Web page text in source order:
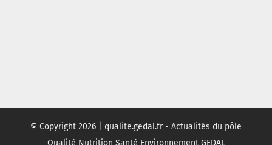
© Copyright 2026 | qualite.gedal.fr - Actualités du pôle
Qualité Nutrition Santé Environnement GEDAL